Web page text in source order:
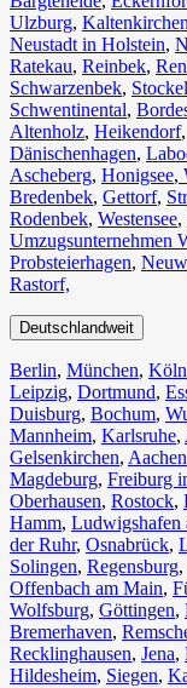
Ulzburg, Kaltenkirchen
Neustadt in Holstein,
Ratekau, Reinbek,
Schwarzenbek,
Schwentinental,
Altenholz, Heikendorf,
Dänischenhagen,
Ascheberg, Honigsee,
Bredenbek, Gettorf,
Rodenbek, Westensee,
Umzugsunternehmen
Probsteierhagen,
Rastorf,
Deutschlandweit
Berlin⁠, München, Köln⁠
Leipzig, Dortmund,
Duisburg⁠, Bochum,
Mannheim, Karlsruhe,
Gelsenkirchen⁠, Aachen⁠
Magdeburg, Freiburg
Oberhausen⁠, Rostock⁠,
Hamm, Ludwigshafen
der Ruhr, Osnabrück⁠,
Solingen, Regensburg,
Offenbach am Main,
Wolfsburg⁠, Göttingen,
Bremerhaven⁠,
Recklinghausen, Jena⁠,
Hildesheim⁠, Siegen⁠,